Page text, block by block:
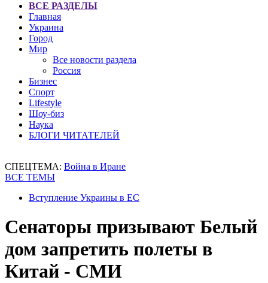
ВСЕ РАЗДЕЛЫ
Главная
Украина
Город
Мир
Все новости раздела
Россия
Бизнес
Спорт
Lifestyle
Шоу-биз
Наука
БЛОГИ ЧИТАТЕЛЕЙ
СПЕЦТЕМА: Война в Иране
ВСЕ ТЕМЫ
Вступление Украины в ЕС
Сенаторы призывают Белый
дом запретить полеты в
Китай - СМИ